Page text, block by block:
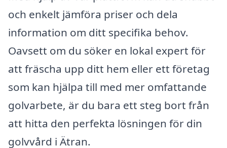
och enkelt jämföra priser och dela
information om ditt specifika behov.
Oavsett om du söker en lokal expert för
att fräscha upp ditt hem eller ett företag
som kan hjälpa till med mer omfattande
golvarbete, är du bara ett steg bort från
att hitta den perfekta lösningen för din
golvvård i Ätran.